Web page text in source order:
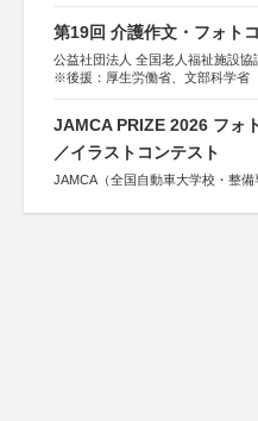
第19回 介護作文・フォト
公益社団法人 全国老人福祉施設協
※後援：厚生労働省、文部科学省
JAMCA PRIZE 2026 フォ
／イラストコンテスト
JAMCA（全国自動車大学校・整備